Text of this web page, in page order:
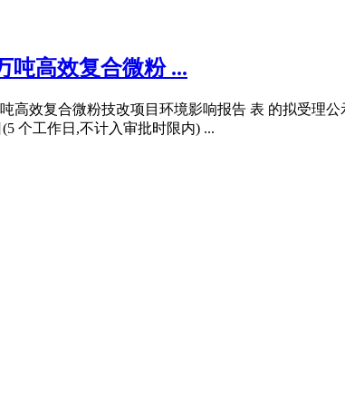
吨高效复合微粉 ...
高效复合微粉技改项目环境影响报告 表 的拟受理
个工作日,不计入审批时限内) ...